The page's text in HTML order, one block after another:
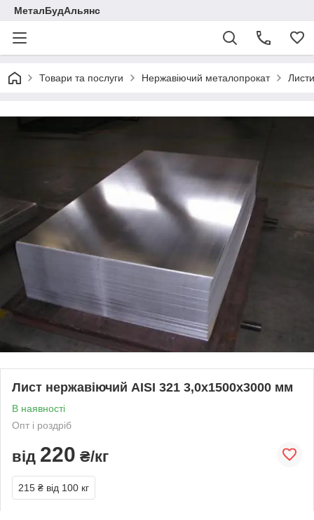
МеталБудАльянс
Товари та послуги Нержавіючий металопрокат
Лист нержавіючий AISI 321 3,0х1500х3000 мм
В наявності
Опт і роздріб
від 220 ₴/кг
215 ₴ від 100 кг